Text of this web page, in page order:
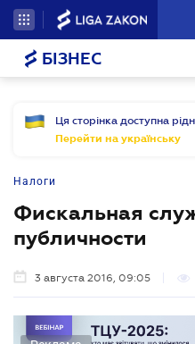
БІЗНЕС
Ця сторінка доступна
Перейти на українську
Налоги
Фискальная
публичности
3 августа 2016, 09:05